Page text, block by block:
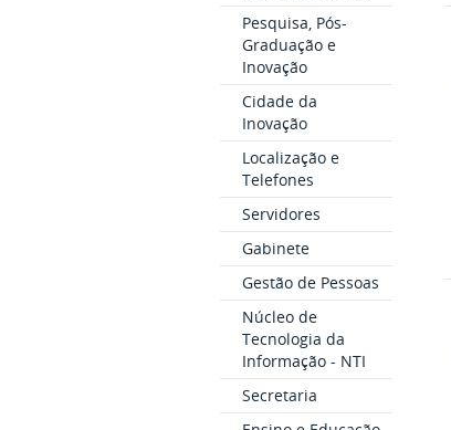
Pesquisa, Pós-
Graduação e
Inovação
Cidade da
Inovação
Localização e
Telefones
Servidores
Gabinete
Gestão de Pessoas
Núcleo de
Tecnologia da
Informação - NTI
Secretaria